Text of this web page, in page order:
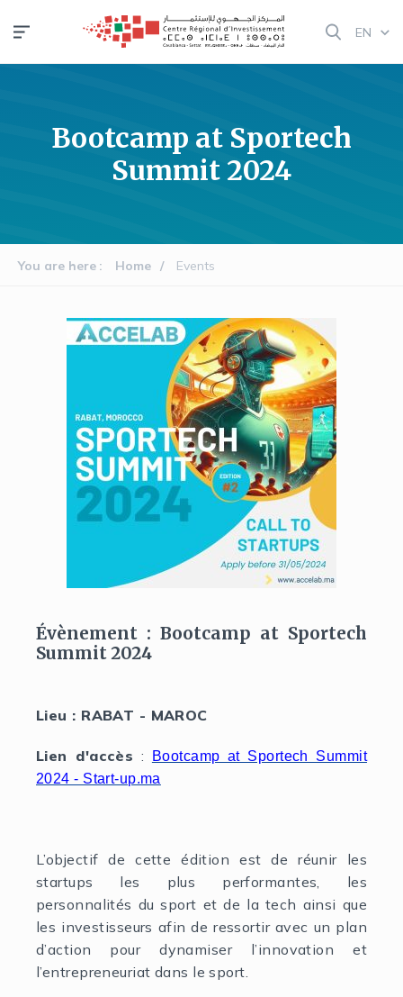
main
EN
Bootcamp at Sportech
Summit 2024
You are here Home Events
Évènement : Bootcamp at Sportech
Summit 2024
Lieu : RABAT - MAROC
Lien d'accès :
Bootcamp at Sportech Summit
2024 - Start-up.ma
L’objectif de cette édition est de réunir les
startups les plus performantes, les
personnalités du sport et de la tech ainsi que
les investisseurs afin de ressortir avec un plan
d’action pour dynamiser l’innovation et
l’entrepreneuriat dans le sport.